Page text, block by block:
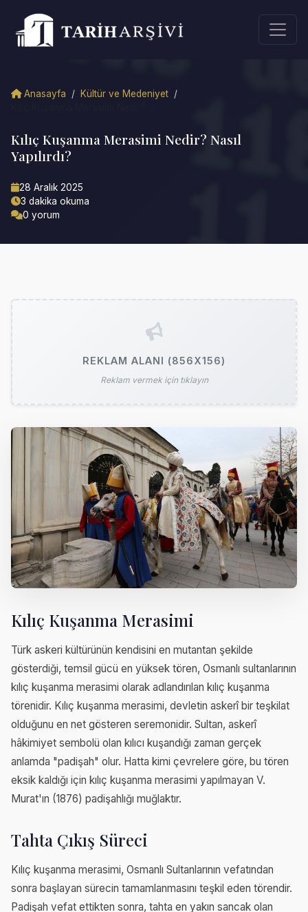
Anasayfa / Kültür ve Medeniyet /
Kılıç Kuşanma Merasimi Nedir? Nasıl
Yapılırdı?
28 Aralık 2025
3 dakika okuma
0 yorum
REKLAM ALANI (856X156)
Reklam vermek için tıklayın
Kılıç Kuşanma Merasimi
Türk askeri kültürünün kendisini en mutantan şekilde
gösterdiği, temsil gücü en yüksek tören, Osmanlı sultanlarının
kılıç kuşanma merasimi olarak adlandırılan kılıç kuşanma
törenidir. Kılıç kuşanma merasimi, devletin askerî bir teşkilat
olduğunu en net gösteren seremonidir. Sultan, askerî
hâkimiyet sembolü olan kılıcı kuşandığı zaman gerçek
anlamda "padişah" olur. Hatta kimi çevrelere göre, bu tören
eksik kaldığı için kılıç kuşanma merasimi yapılmayan V.
Murat'ın (1876) padişahlığı muğlaktır.
Tahta Çıkış Süreci
Kılıç kuşanma merasimi, Osmanlı Sultanlarının vefatından
sonra başlayan sürecin tamamlanmasını teşkil eden törendir.
Padişah vefat ettikten sonra, tahta en yakın sancak olan